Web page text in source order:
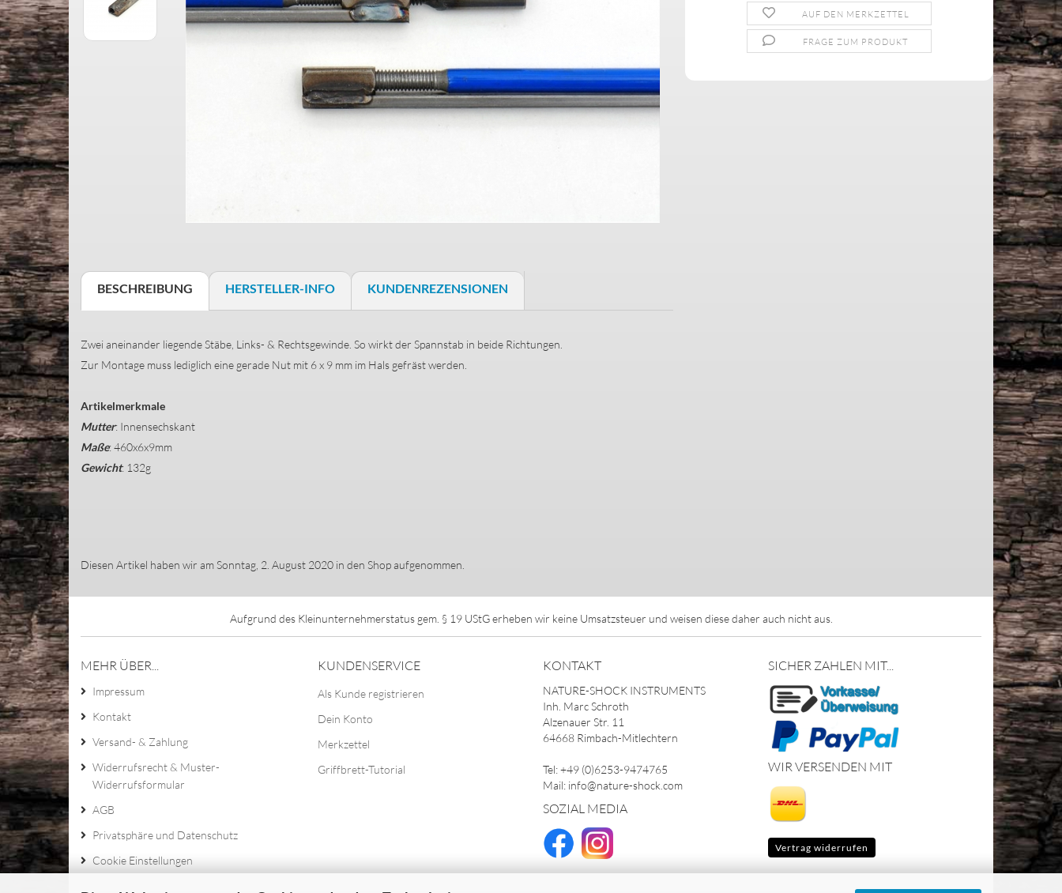
Schrauben & Federn
Halsbefestigung
Saitenniederhalter
AUF DEN MERKZETTEL
FRAGE ZUM PRODUKT
BESCHREIBUNG HERSTELLER-INFO KUNDENREZENSIONEN
Zwei aneinander liegende Stäbe, Links- & Rechtsgewinde. So wirkt der Spannstab in beide Richtungen.
Zur Montage muss lediglich eine gerade Nut mit 6 x 9 mm im Hals gefräst werden.
Artikelmerkmale
Mutter: Innensechskant
Maße: 460x6x9mm
Gewicht: 132g
Diesen Artikel haben wir am Sonntag, 2. August 2020 in den Shop aufgenommen.
Aufgrund des Kleinunternehmerstatus gem. § 19 UStG erheben wir keine Umsatzsteuer und weisen diese daher auch nicht aus.
MEHR ÜBER...
Impressum
Kontakt
Versand- & Zahlung
Widerrufsrecht & Muster-
Widerrufsformular
AGB
Privatsphäre und Datenschutz
Cookie Einstellungen
KUNDENSERVICE
Als Kunde registrieren
Dein Konto
Merkzettel
Griffbrett-Tutorial
KONTAKT
NATURE-SHOCK INSTRUMENTS
Inh. Marc Schroth
Alzenauer Str. 11
64668 Rimbach-Mitlechtern
Tel: +49 (0)6253-9474765
Mail: info@nature-shock.com
SOZIAL MEDIA
SICHER ZAHLEN MIT...
WIR VERSENDEN MIT
Vertrag widerrufen